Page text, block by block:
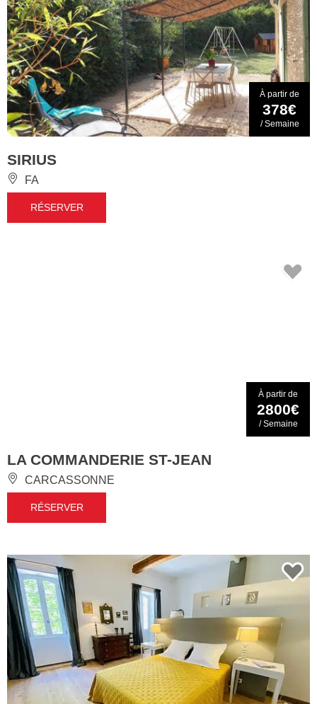
À partir de
378€
/ Semaine
SIRIUS
FA
RÉSERVER
À partir de
2800€
/ Semaine
LA COMMANDERIE ST-JEAN
CARCASSONNE
RÉSERVER